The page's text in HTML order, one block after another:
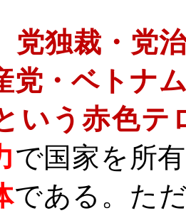
党独裁・党
党・ベトナ
いう赤色テ
で国家を所
である。た